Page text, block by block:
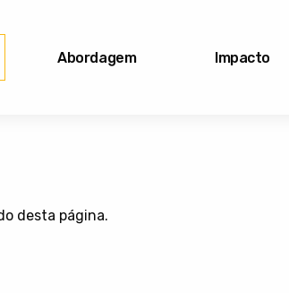
Abordagem Impacto
desta página.